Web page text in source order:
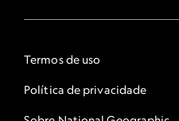
Termos de uso
Política de privacidade